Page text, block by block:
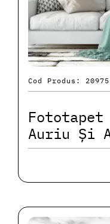
Cod Produs: 20975
Auriu Și